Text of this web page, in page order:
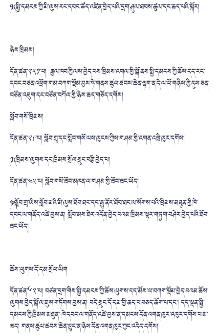
༼༥༽ སྤྱི་དམངས་ཀྱི་མི་ལུས་རང་དབང་ཚོད་འཛིན་བྱེད་པའི་དྲག་ཤུལ་ཐབས་ཚུལ་དང་ཆད་པའི་སྐོར།
ཉེས་ཁྲིམས།
དོན་ཚན་༢༥༡་པ། རྒྱལ་ཁབ་ཀྱི་ལས་བྱེད་པས་ཁྲིམས་འགལ་གྱི་སྒོ་ནས་སྤྱི་དམངས་ཀྱི་ཆོས་དད་རང་
དབང་བཙན་འཕྲོག་གམ་བཀག་སྡོམ་བྱས་ཏེ་གནས་ཚུལ་ཚབས་ཆེན་ལྷག་ན་དེ་ལ་ལོ་གཉིས་ཀྱི་དུས་ཅན་
བཙོན་འཇུག་དང་བཙོན་བཀོལ་གྱི་ཉེས་ཆད་གཅོད་དགོས།
སློབ་གསོ་ཁྲིམས།
དོན་ཚན་༢༩་པ། སློབ་གྲྭ་དང་སློབ་གསོ་ལས་ཁུངས་ཀྱིས་གཤམ་གྱི་འགན་འཁྲི་ཁུར་དགོས།
༼༡༽ ཁྲིམས་ལུགས་དང་ཁྲིམས་སྲོལ་སྲུང་བརྩི་བྱེད་པ།
དོན་ཚན་༤༢་པ། སློབ་གསོ་ཐོབ་མཁན་ལ་གཤམ་གྱི་ཐོབ་ཐང་ཡོད།
༼༤༽སློབ་གྲྭ་ཡིས་སློབ་མའི་མི་ལུས་ཐོབ་ཐང་དང་རྒྱུ་ནོར་ཐོབ་ཐང་ལ་སོགས་པའི་ཁྲིམས་མཐུན་གྱི་ཁེ་
དབང་ལ་གནོད་འཚེ་བྱས་ན། སློབ་མས་ཐེར་འདོན་བྱེད་པའམ་ཁྲིམས་ལྟར་གཏུག་བཤེར་བྱེད་པའི་ཐོབ་
ཐང་ཡོད།
ཆོས་ལུགས་དོ་དམ་སྲོལ་ཡིག
དོན་ཚན་༦༢་པ། བཙན་དྲག་གིས་སྤྱི་དམངས་ཀྱི་ཆོས་ལུགས་དད་མོས་ལ་བཀག་སྡོམ་བྱེད་པའམ་ཆོས་
ལུགས་བྱེད་སྒོ་ལ་ཇུས་གཏོགས་བྱས་ན། བདེ་སྲུང་དོ་དམ་གྱི་ཆད་པ་བཅད་ཆོག་པ་དང་། དད་ལྡན་སྤྱི་
དམངས་ཀྱི་ཁྲིམས་མཐུན་ ཁེ་དབང་ལ་གནོད་འཚེ་བྱས་ན་དམངས་དོན་འགན་ཁུར་འཁུར་དགོས་པ་མ་
ཟད། གནས་ཚུལ་ཚབས་ཆེན་བྱུང་ན་ཉེས་དོན་འགན་ཁུར་ཀྱང་འདེད་དགོས།